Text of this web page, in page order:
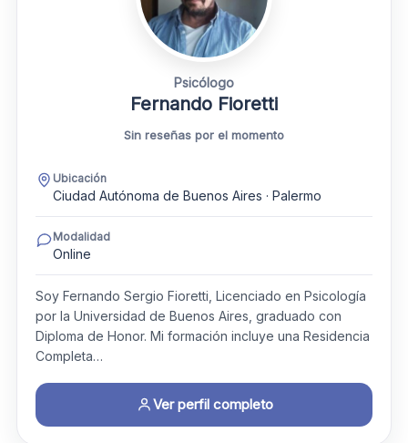
Psicólogo
Fernando Fioretti
Sin reseñas por el momento
Ubicación
Ciudad Autónoma de Buenos Aires · Palermo
Modalidad
Online
Soy Fernando Sergio Fioretti, Licenciado en Psicología
por la Universidad de Buenos Aires, graduado con
Diploma de Honor. Mi formación incluye una Residencia
Completa…
Ver perfil completo